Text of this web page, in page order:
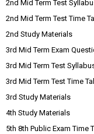
2nd Mid Term Test
2nd Mid Term Test Time
2nd Study Materials
3rd Mid Term Exam
3rd Mid Term Test
3rd Mid Term Test Time
3rd Study Materials
4th Study Materials
5th 8th Public Exam Time